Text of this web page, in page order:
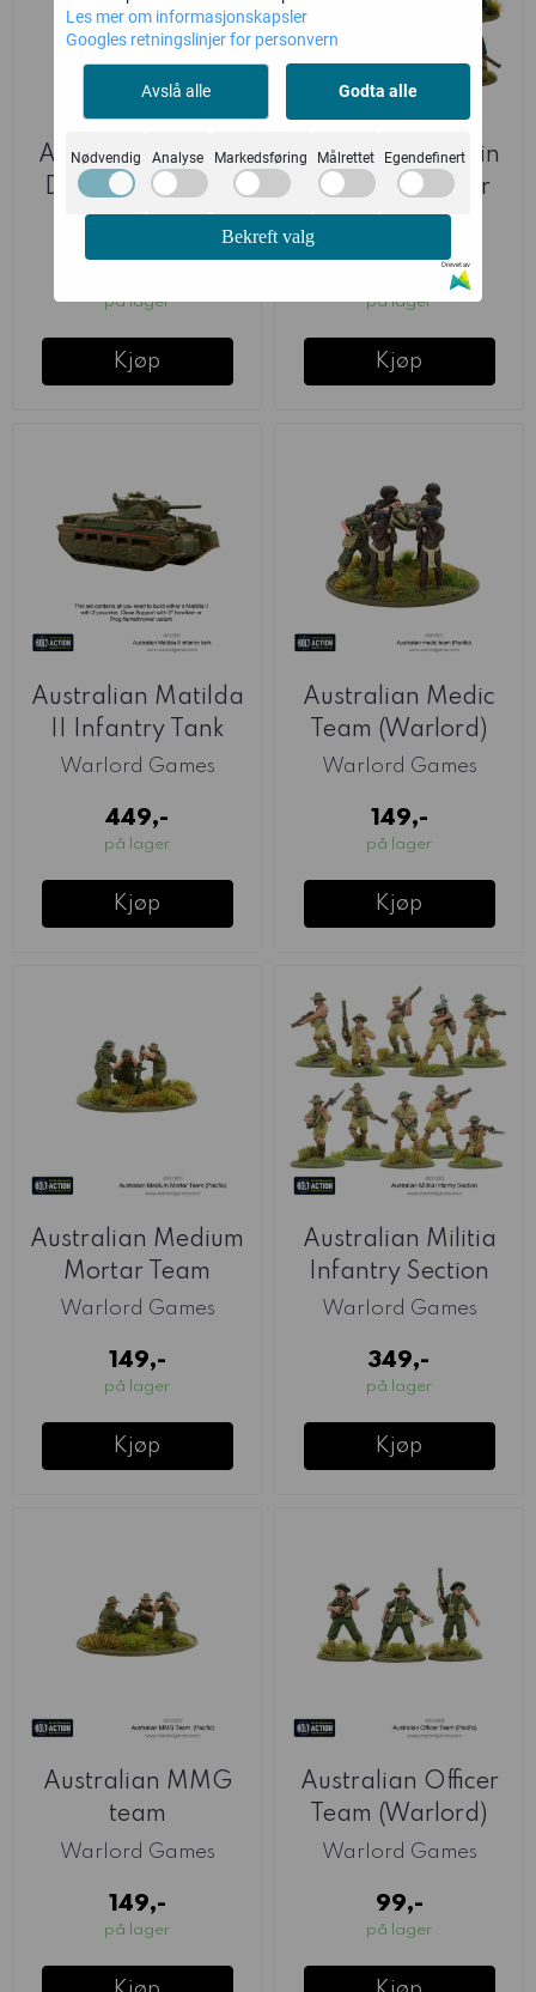
Australian Jungle
Division Infantry
Section ...
Warlord Games
på lager
Kjøp
Australian Kachin
Native Irregular
Squad ...
Warlord Games
på lager
Kjøp
Australian Matilda
II Infantry Tank
(Warlord)
Warlord Games
449,-
på lager
Kjøp
Australian Medic
Team (Warlord)
Warlord Games
149,-
på lager
Kjøp
Australian Medium
Mortar Team
(Warlord)
Warlord Games
149,-
på lager
Kjøp
Australian Militia
Infantry Section
(Warlord)
Warlord Games
349,-
på lager
Kjøp
Australian MMG
team
Warlord Games
149,-
på lager
Australian Officer
Team (Warlord)
Warlord Games
99,-
på lager
Les mer om informasjonskapsler
Googles retningslinjer for personvern
Avslå alle Godta alle
Nødvendig Analyse Markedsføring Målrettet Egendefinert
Bekreft valg
Drevet av